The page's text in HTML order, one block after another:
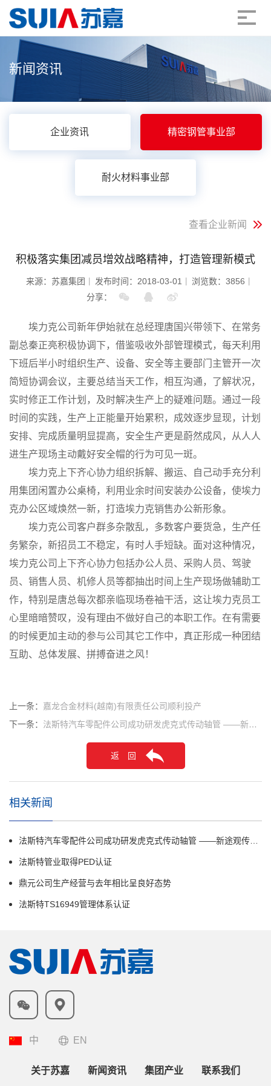
新闻资讯
企业资讯 精密钢管事业部
耐火材料事业部
查看企业新闻
积极落实集团减员增效战略精神，打造管理新模式
来源：苏嘉集团 发布时间：2018-03-01
浏览数：3856
分享：
埃力克公司新年伊始就在总经理唐国兴带领下、在常务
副总秦正亮积极协调下，借鉴吸收外部管理模式，每天利用
下班后半小时组织生产、设备、安全等主要部门主管开一次
简短协调会议，主要总结当天工作，相互沟通，了解状况，
实时修正工作计划，及时解决生产上的疑难问题。通过一段
时间的实践，生产上正能量开始累积，成效逐步显现，计划
安排、完成质量明显提高，安全生产更是蔚然成风，从人人
进生产现场主动戴好安全帽的行为可见一斑。
埃力克上下齐心协力组织拆解、搬运、自己动手充分利
用集团闲置办公桌椅，利用业余时间安装办公设备，使埃力
克办公区域焕然一新，打造埃力克销售办公新形象。
埃力克公司客户群多杂散乱，多数客户要货急，生产任
务繁杂，新招员工不稳定，有时人手短缺。面对这种情况，
埃力克公司上下齐心协力包括办公人员、采购人员、驾驶
员、销售人员、机修人员等都抽出时间上生产现场做辅助工
作，特别是唐总每次都亲临现场卷袖干活，这让埃力克员工
心里暗暗赞叹，没有理由不做好自己的本职工作。在有需要
的时候更加主动的参与公司其它工作中，真正形成一种团结
互助、总体发展、拼搏奋进之风！
上一条： 嘉龙合金材料(越南)有限责任公司顺利投产
下一条： 法斯特汽车零配件公司成功研发虎克式传动轴管 ——新途观传动轴国产化项目顺利完成
返 回
相关新闻
法斯特汽车零配件公司成功研发虎克式传动轴管 ——新途观传动轴国产化项目顺利完成
法斯特管业取得PED认证
鼎元公司生产经营与去年相比呈良好态势
法斯特TS16949管理体系认证
中 EN
关于苏嘉 新闻资讯 集团产业 联系我们